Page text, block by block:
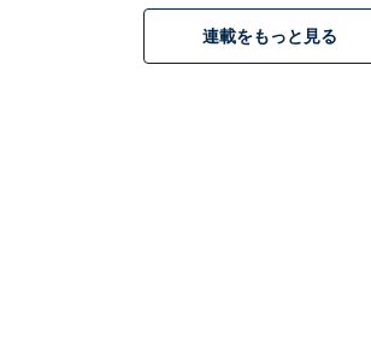
連載をもっと見る